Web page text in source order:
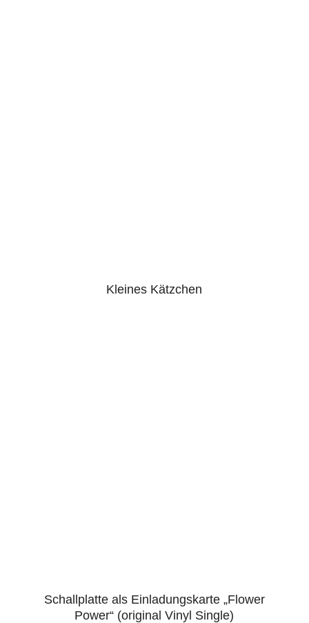
Kleines Kätzchen
4.43
Schallplatte als Einladungskarte „Flower
Power“ (original Vinyl Single)